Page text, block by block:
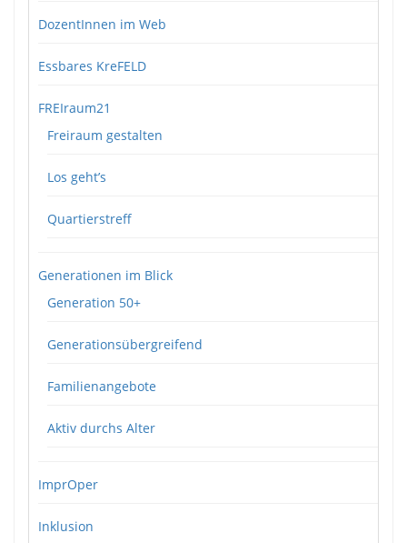
DozentInnen im Web
Essbares KreFELD
FREIraum21
Freiraum gestalten
Los geht’s
Quartierstreff
Generationen im Blick
Generation 50+
Generationsübergreifend
Familienangebote
Aktiv durchs Alter
ImprOper
Inklusion